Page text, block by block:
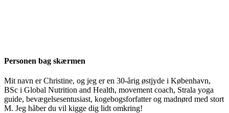
Personen bag skærmen
Mit navn er Christine, og jeg er en 30-årig østjyde i København,
BSc i Global Nutrition and Health, movement coach, Strala yoga
guide, bevægelsesentusiast, kogebogsforfatter og madnørd med stort
M. Jeg håber du vil kigge dig lidt omkring!